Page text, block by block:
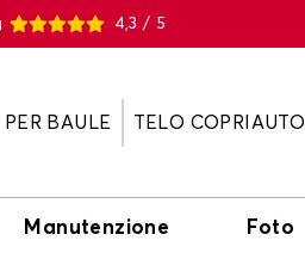
4,3 / 5
BAULE TELO COPRIAUTO
Manutenzione Foto